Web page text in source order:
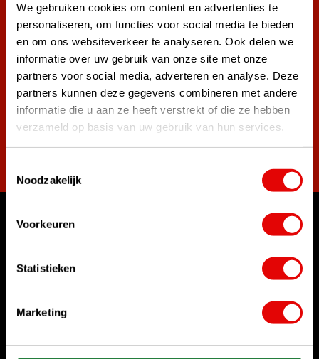
We gebruiken cookies om content en advertenties te
personaliseren, om functies voor social media te bieden
en om ons websiteverkeer te analyseren. Ook delen we
informatie over uw gebruik van onze site met onze
partners voor social media, adverteren en analyse. Deze
partners kunnen deze gegevens combineren met andere
informatie die u aan ze heeft verstrekt of die ze hebben
verzameld op basis van uw gebruik van hun services.
Noodzakelijk
Voorkeuren
Statistieken
Marketing
Meer dan 38.000 klanten hebben zich al
aangemeld.
Word ook lid van de nieuwsbrief en mis nooit meer de beste
golf aanbiedingen!
Waar kunnen we u mee helpen?
Bel ons gerust
Chat met ons